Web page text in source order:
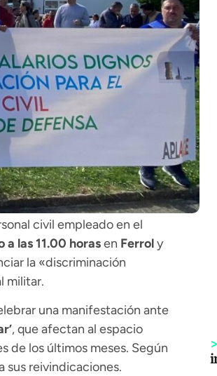
civil empleado en el
a las 11.00 horasen Ferroly
la «discriminación
militar.
una manifestación ante
, que afectan al espacio
de los últimos meses. Según
sus reivindicaciones.
>